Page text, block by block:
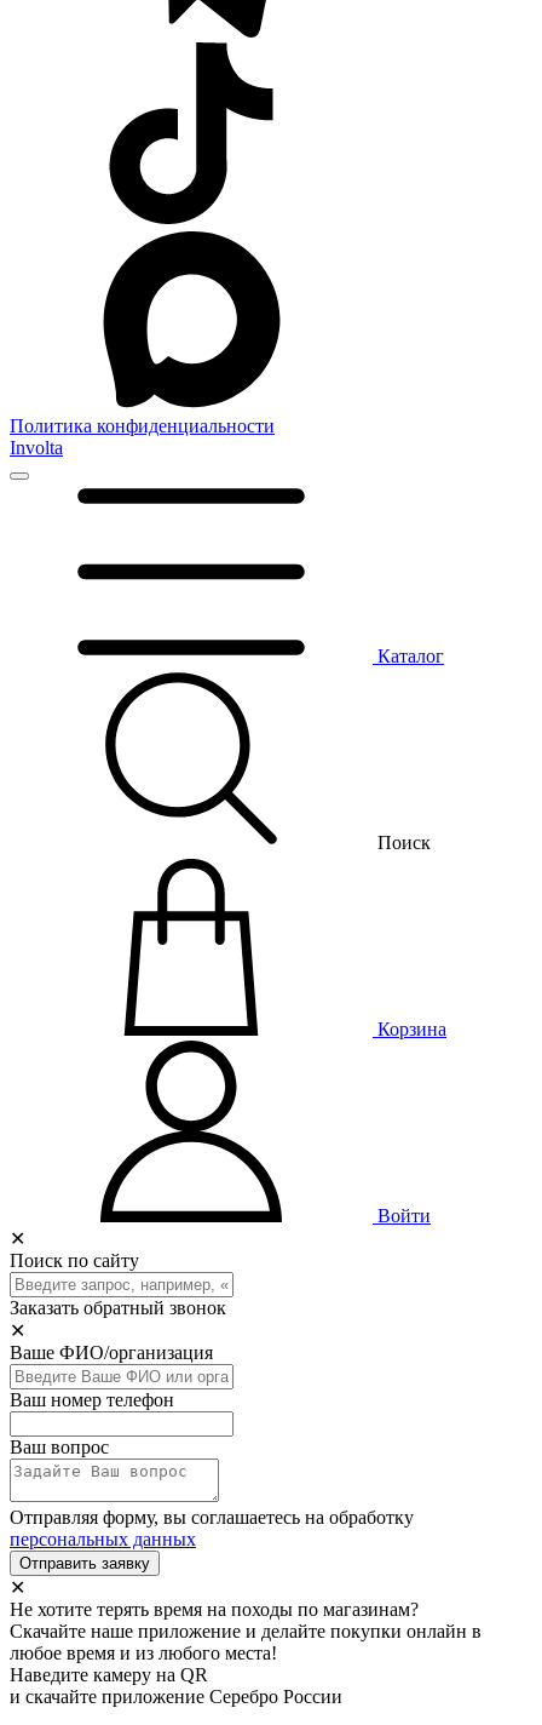
Политика конфиденциальности
Involta
Каталог
Поиск
Корзина
Войти
✕
Поиск по сайту
Заказать обратный звонок
✕
Ваше ФИО/организация
Ваш номер телефон
Ваш вопрос
Отправляя форму, вы соглашаетесь на обработку
персональных данных
Отправить заявку
✕
Не хотите терять время на походы по магазинам?
Скачайте наше приложение и делайте покупки онлайн в
любое время и из любого места!
Наведите камеру на QR
и скачайте приложение Серебро России